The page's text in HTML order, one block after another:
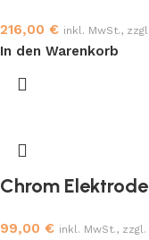
216,00 € inkl. MwSt.,
In den Warenkorb
Chrom
99,00 € inkl. MwSt.,